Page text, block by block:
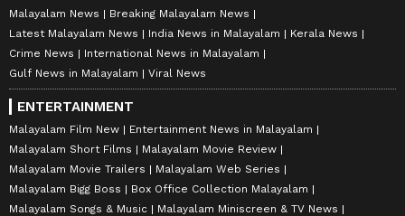
Malayalam News
Breaking Malayalam News
Latest Malayalam News
India News in Malayalam
Kerala News
Crime News
International News in Malayalam
Gulf News in Malayalam
Viral News
ENTERTAINMENT
Malayalam Film New
Entertainment News in Malayalam
Malayalam Short Films
Malayalam Movie Review
Malayalam Movie Trailers
Malayalam Web Series
Malayalam Bigg Boss
Box Office Collection Malayalam
Malayalam Songs & Music
Malayalam Miniscreen & TV News